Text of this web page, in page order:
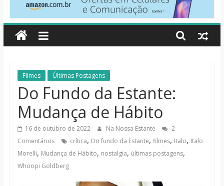
Nossa
Estante
Críticas
livros,
filmes,
séries
Filmes Últimas Postagens
Do Fundo da Estante:
Mudança de Hábito
16 de outubro de 2022 Na Nossa Estante
2
Comentários
crítica, Do fundo da Estante, filmes, Italo, Italo
Morelli, Mudança de Hábito, nostalgia, últimas postagens,
Whoopi Goldberg